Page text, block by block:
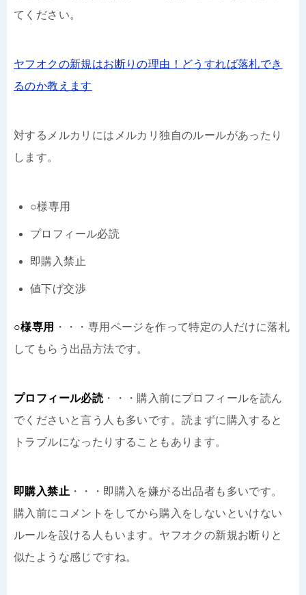
てください。
ヤフオクの新規はお断りの理由！どうすれば落札でき
るのか教えます
対するメルカリにはメルカリ独自のルールがあったり
します。
○様専用
プロフィール必読
即購入禁止
値下げ交渉
○様専用
・・・専用ページを作って特定の人だけに落札
してもらう出品方法です。
プロフィール必読・・・購入前にプロフィールを読ん
でくださいと言う人も多いです。読まずに購入すると
トラブルになったりすることもあります。
即購入禁止 ・・・即購入を嫌がる出品者も多いです。
購入前にコメントをしてから購入をしないといけない
ルールを設ける人もいます。ヤフオクの新規お断りと
似たような感じですね。